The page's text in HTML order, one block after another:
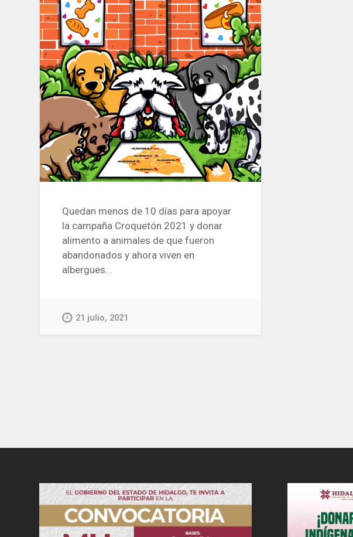
Quedan menos de 10 días para apoyar
la campaña Croquetón 2021 y donar
alimento a animales de que fueron
abandonados y ahora viven en
albergues...
21 julio, 2021